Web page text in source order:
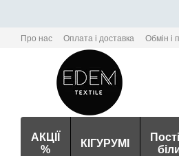
Про нас Оплата і доставка Обмін і
АКЦІЇ
%
КІГУРУМІ